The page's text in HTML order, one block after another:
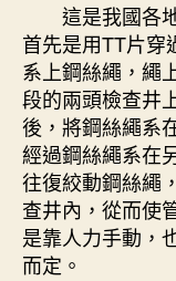
這是我國各地
首先是用TT片穿
系上鋼絲繩，繩
段的兩頭檢查井
後，將鋼絲繩系
經過鋼絲繩系在
往復絞動鋼絲繩
查井內，從而使
是靠人力手動，
而定。